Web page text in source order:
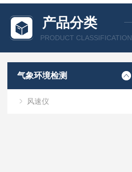
产品分类
PRODUCT CLASSIFICATION
气象环境检测
风速仪